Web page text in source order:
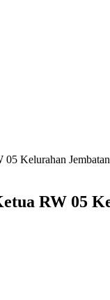
Kelurahan
RW 05